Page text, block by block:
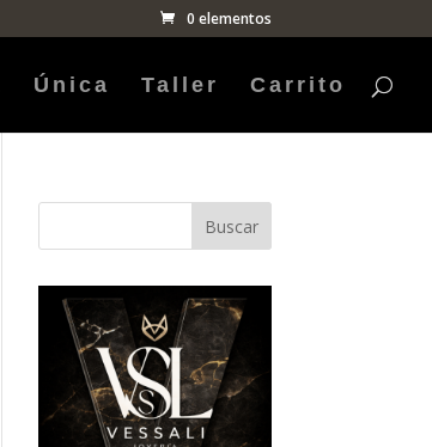
0 elementos
Única Taller Carrito
Buscar